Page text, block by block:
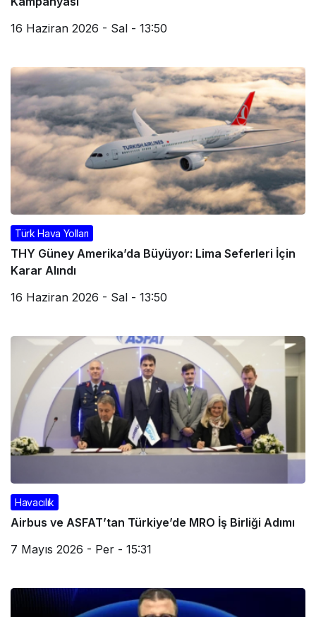
16 Haziran 2026 - Sal - 13:50
Türk Hava Yolları
THY Güney Amerika’da Büyüyor: Lima Seferleri İçin
Karar Alındı
16 Haziran 2026 - Sal - 13:50
Havacılık
Airbus ve ASFAT’tan Türkiye’de MRO İş Birliği Adımı
7 Mayıs 2026 - Per - 15:31